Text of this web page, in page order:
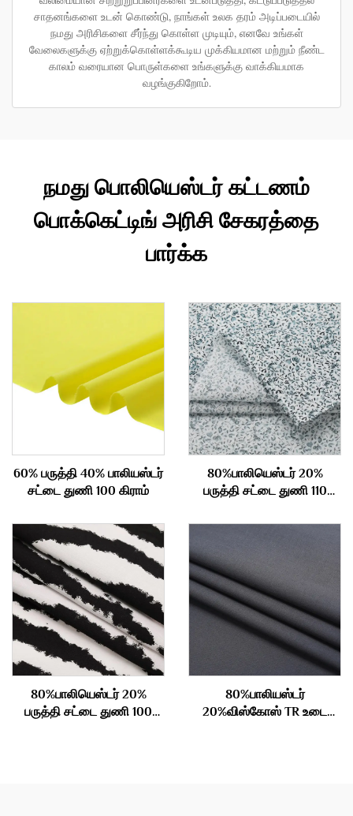
சாதனங்களை உடன் கொண்டு, நாங்கள் உலக தரம் அடிப்படையில்
நமது அரிசிகளை சீர்ந்து கொள்ள முடியும், எனவே உங்கள்
வேலைகளுக்கு ஏற்றுக்கொள்ளக்கூடிய முக்கியமான மற்றும் நீண்ட
காலம் வரையான பொருள்களை உங்களுக்கு வாக்கியமாக
வழங்குகிறோம்.
நமது பொலியெஸ்டர் கட்டணம்
பொக்கெட்டிங் அரிசி சேகரத்தை
பார்க்க
60% பருத்தி 40% பாலியஸ்டர்
சட்டை துணி 100 கிராம்
80%பாலியெஸ்டர் 20%
பருத்தி சட்டை துணி 110
80%பாலியெஸ்டர் 20%
பருத்தி சட்டை துணி 100
80%பாலியஸ்டர்
20%விஸ்கோஸ் TR உடை